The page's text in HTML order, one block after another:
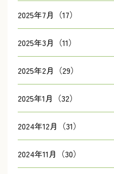
2025年7月（17）
2025年3月（11）
2025年2月（29）
2025年1月（32）
2024年12月（31）
2024年11月（30）